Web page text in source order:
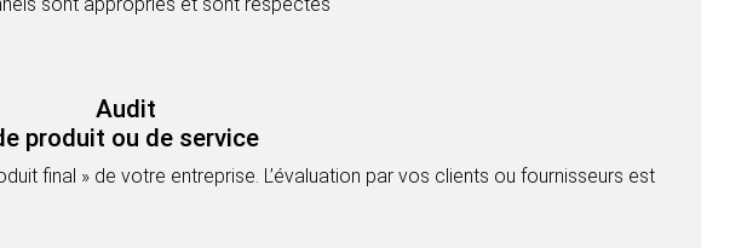
Audit
produit ou de service
final » de votre entreprise. L’évaluation par vos clients ou fournisseurs est